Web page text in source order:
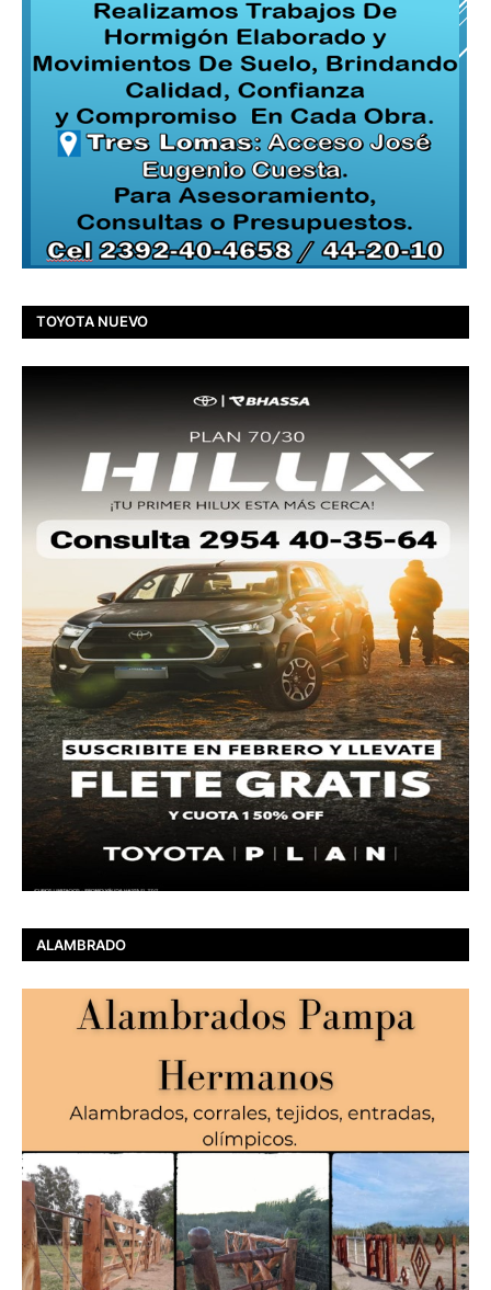
TOYOTA NUEVO
ALAMBRADO